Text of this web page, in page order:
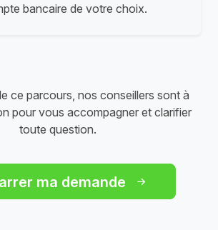
bancaire de votre choix.
ce parcours, nos conseillers sont à
pour vous accompagner et clarifier
toute question.
ma demande